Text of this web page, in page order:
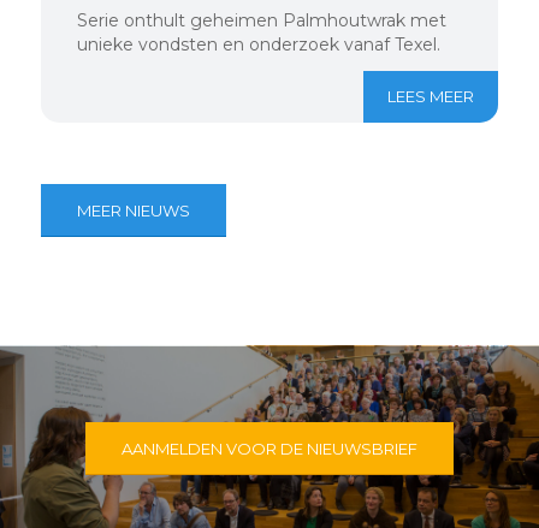
Serie onthult geheimen Palmhoutwrak met
unieke vondsten en onderzoek vanaf Texel.
LEES MEER
MEER NIEUWS
AANMELDEN VOOR DE NIEUWSBRIEF